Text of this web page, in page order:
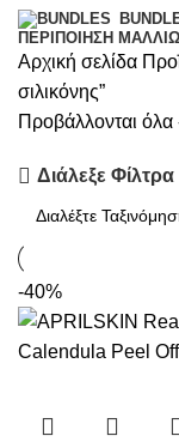
ΠΕΡΙΠΟΊΗΣΗ
Αρχική σελίδα
σιλικόνης”
Προβάλλονται
Διάλεξε Φίλτρα
-40%